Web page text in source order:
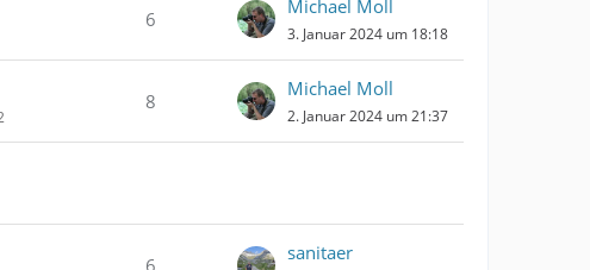
6
Michael Moll
3. Januar 2024 um 18:18
8
Michael Moll
2. Januar 2024 um 21:37
6
sanitaer